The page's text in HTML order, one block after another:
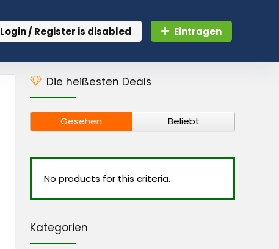
Login / Register is disabled Eintragen
Die heißesten Deals
Gesehen Beliebt
No products for this criteria.
Kategorien